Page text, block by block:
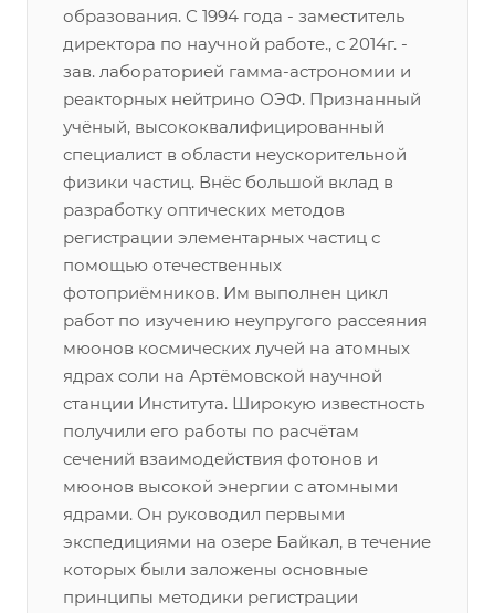
образования. С 1994 года - заместитель
директора по научной работе., с 2014г. -
зав. лабораторией гамма-астрономии и
реакторных нейтрино ОЭФ. Признанный
учёный, высококвалифицированный
специалист в области неускорительной
физики частиц. Внёс большой вклад в
разработку оптических методов
регистрации элементарных частиц с
помощью отечественных
фотоприёмников. Им выполнен цикл
работ по изучению неупругого рассеяния
мюонов космических лучей на атомных
ядрах соли на Артёмовской научной
станции Института. Широкую известность
получили его работы по расчётам
сечений взаимодействия фотонов и
мюонов высокой энергии с атомными
ядрами. Он руководил первыми
экспедициями на озере Байкал, в течение
которых были заложены основные
принципы методики регистрации